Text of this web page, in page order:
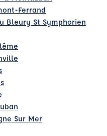
Ferrand
Bleury St Symphorien
Sur Mer